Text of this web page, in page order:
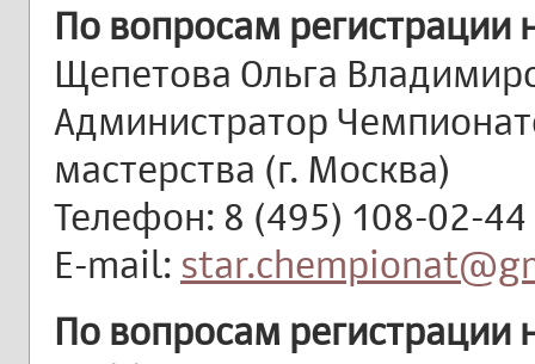
По вопросам регистрации
Щепетова Ольга
Администратор
мастерства (г. Москва)
Телефон: 8 (495) 108-02-44
E-mail:
По вопросам